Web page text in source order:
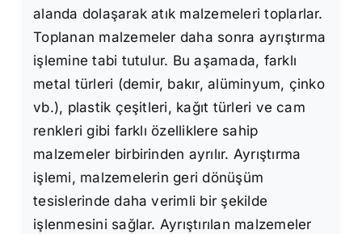
alanda dolaşarak atık malzemeleri toplarlar.
Toplanan malzemeler daha sonra ayrıştırma
işlemine tabi tutulur. Bu aşamada, farklı
metal türleri (demir, bakır, alüminyum, çinko
vb.), plastik çeşitleri, kağıt türleri ve cam
renkleri gibi farklı özelliklere sahip
malzemeler birbirinden ayrılır. Ayrıştırma
işlemi, malzemelerin geri dönüşüm
tesislerinde daha verimli bir şekilde
işlenmesini sağlar. Ayrıştırılan malzemeler